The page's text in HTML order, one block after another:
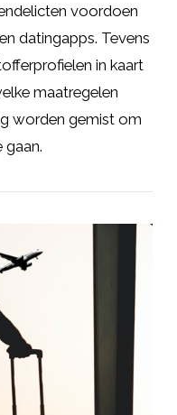
voordoen
datingapps. Tevens
in kaart
maatregelen
worden gemist om
gaan.